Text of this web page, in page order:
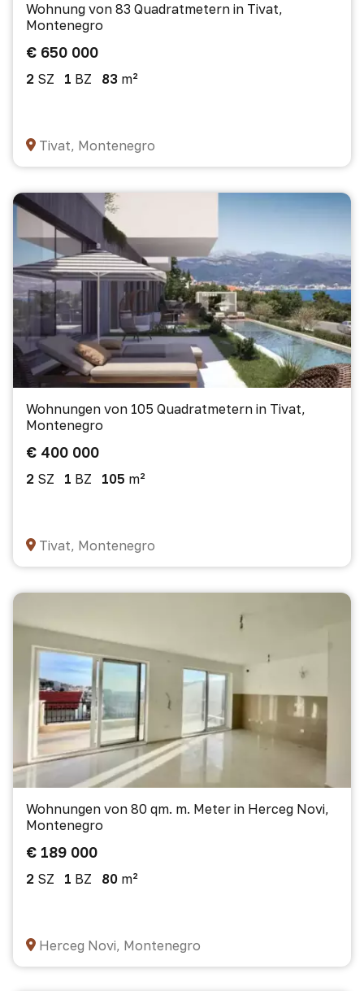
Wohnung von 83 Quadratmetern in Tivat,
Montenegro
€ 650 000
2 SZ 1 BZ 83 m²
Tivat, Montenegro
Wohnungen von 105 Quadratmetern in Tivat,
Montenegro
€ 400 000
2 SZ 1 BZ 105 m²
Tivat, Montenegro
Wohnungen von 80 qm. m. Meter in Herceg Novi,
Montenegro
€ 189 000
2 SZ 1 BZ 80 m²
Herceg Novi, Montenegro